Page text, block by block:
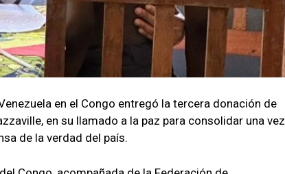
en el Congo entregó la tercera donación de
en su llamado a la paz para consolidar una vez
de la verdad del país.